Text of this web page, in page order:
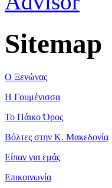
Sitemap
Ο Ξενώνας
Η Γουμένισσα
Το Πάικο Όρος
Βόλτες στην Κ. Μακεδονία
Είπαν για εμάς
Επικοινωνία